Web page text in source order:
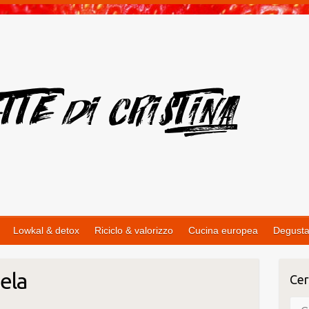
Lowkal & detox Riciclo & valorizzo Cucina europea